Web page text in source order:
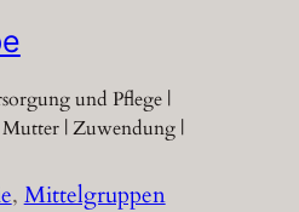
und Pflege |
| Zuwendung |
, Mittelgruppen